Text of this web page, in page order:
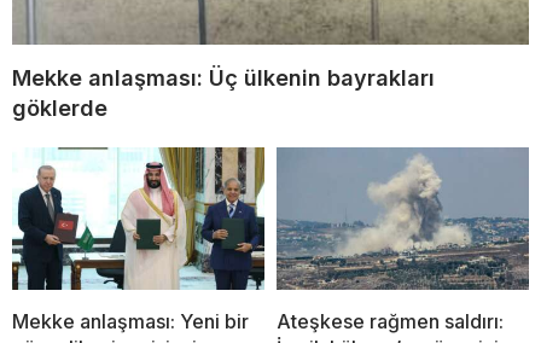
Mekke anlaşması: Üç ülkenin bayrakları
göklerde
Mekke anlaşması: Yeni bir
Ateşkese rağmen saldırı: